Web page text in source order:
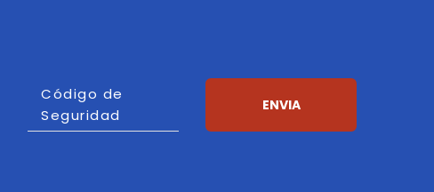
Actualizar
Código de
Seguridad
ENVIA